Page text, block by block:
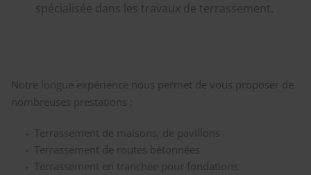
spécialisée dans les travaux de terrassement.
Notre longue expérience nous permet de vous proposer de
nombreuses prestations :
Terrassement de maisons, de pavillons
Terrassement de routes bétonnées
Terrassement en tranchée pour fondations